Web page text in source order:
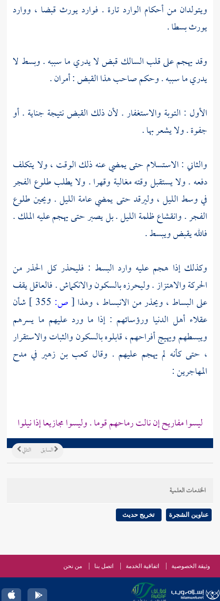
ويتولدان من أحكام الوارد تارة . فوارد يورث قبضا ، ووارد
يورث بسطا .
وقد يهجم على قلب السالك قبض لا يدري ما سببه . وبسط لا
يدري ما سببه . وحكم صاحب هذا القبض : أمران .
الأول : التوبة والاستغفار . لأن ذلك القبض نتيجة جناية . أو
جفوة . ولا يشعر بها .
والثاني : الاستسلام حتى يمضي عنه ذلك الوقت ، ولا يتكلف
دفعه . ولا يستقبل وقته مغالبة وقهرا . ولا يطلب طلوع الفجر
في وسط الليل ، وليرقد حتى يمضي عامة الليل . ويحين طلوع
الفجر . وانقشاع ظلمة الليل . بل يصبر حتى يهجم عليه الملك .
فالله يقبض ويبسط .
وكذلك إذا هجم عليه وارد البسط : فليحذر كل الحذر من
الحركة والاهتزاز . وليحرزه بالسكون والانكماش . فالعاقل يقف
على البساط ، ويحذر من الانبساط ، وهذا [ص:
شأن
عقلاء أهل الدنيا ورؤسائهم : إذا ما ورد عليهم ما يسرهم
ويبسطهم ويهيج أفراحهم ، قابلوه بالسكون والثبات والاستقرار
، حتى كأنه لم يهجم عليهم . وقال كعب بن زهير في مدح
المهاجرين:
ليسوا مفاريح إن نالت رماحهم قوما . وليسوا مجازيعا إذا نيلوا
التالي السابق
الخدمات العلمية
عناوين الشجرة تخريج حديث
وثيقة الخصوصية اتفاقية الخدمة اتصل بنا من نحن